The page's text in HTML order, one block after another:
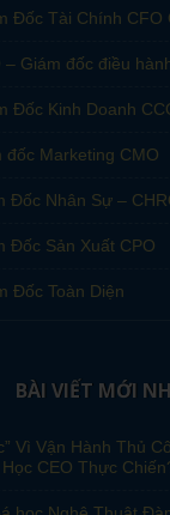
Đốc Tài Chính CFO
– Giám đốc điều
Đốc Kinh Doanh
đốc Marketing CMO
Đốc Nhân Sự –
Đốc Sản Xuất CPO
Đốc Toàn Diện
BÀI VIẾT MỚI
Vì Vận Hành Thủ
CEO Thực